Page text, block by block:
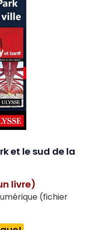
et le sud de la
livre)
(fichier